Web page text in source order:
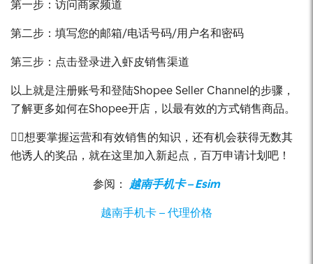
第一步：访问商家频道
第二步：填写您的邮箱/电话号码/用户名和密码
第三步：点击登录进入虾皮销售渠道
以上就是注册账号和登陆Shopee Seller Channel的步骤，
了解更多如何在Shopee开店，以最有效的方式销售商品。
👉🏻想要掌握运营和有效销售的知识，还有机会获得无数其
他诱人的奖品，就在这里加入新起点，百万申请计划吧！
参阅： 越南手机卡 – Esim
越南手机卡 – 代理价格